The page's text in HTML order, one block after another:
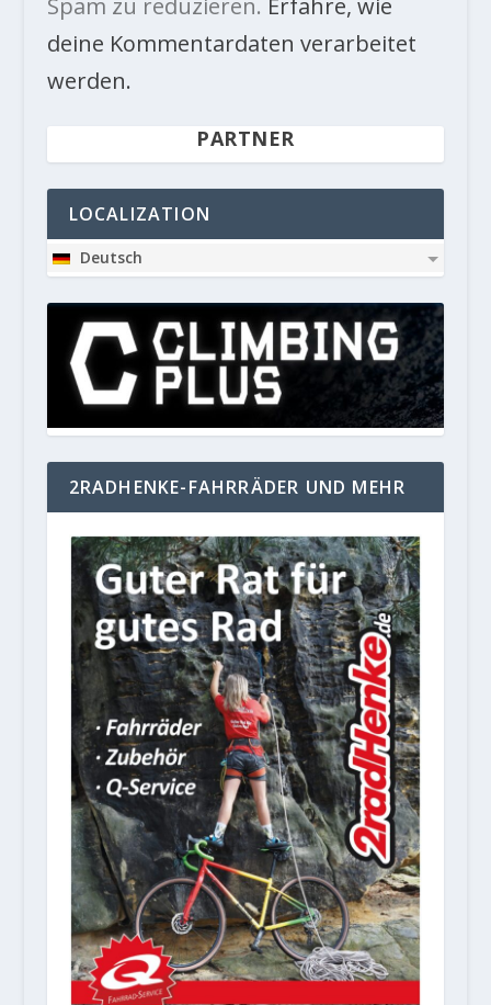
deine Kommentardaten verarbeitet
werden.
PARTNER
LOCALIZATION
Deutsch
2RADHENKE-FAHRRÄDER UND MEHR